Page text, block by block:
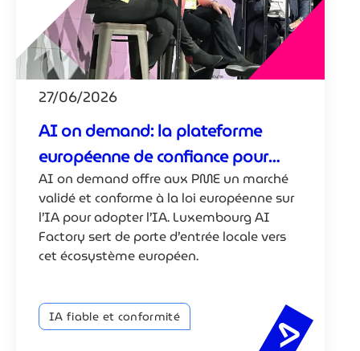
27/06/2026
AI on demand: la plateforme
européenne de confiance pour
l’adoption de l’IA par les PME
AI on demand offre aux PME un marché
validé et conforme à la loi européenne sur
l’IA pour adopter l’IA. Luxembourg AI
Factory sert de porte d’entrée locale vers
cet écosystème européen.
IA fiable et conformité
AI on